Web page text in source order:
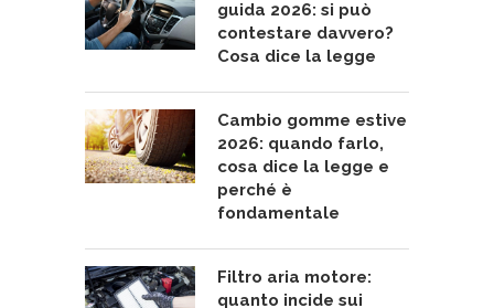
guida 2026: si può
contestare davvero?
Cosa dice la legge
Cambio gomme estive
2026: quando farlo,
cosa dice la legge e
perché è
fondamentale
Filtro aria motore:
quanto incide sui